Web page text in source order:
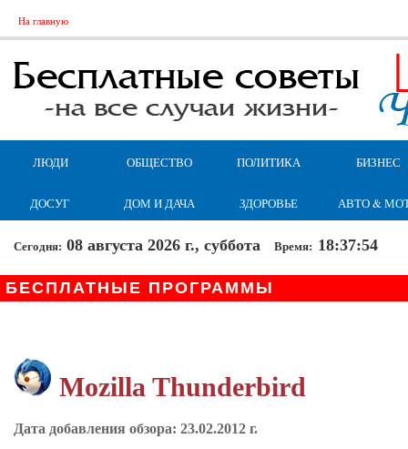
На главную
ЛЮДИ ОБЩЕСТВО ПОЛИТИКА БИЗНЕС
ДОСУГ ДОМ И ДАЧА ЗДОРОВЬЕ АВТО &
Сегодня: 08 августа 2026 г., суббота Время: 18:37:54
БЕСПЛАТНЫЕ ПРОГРАММЫ
Mozilla Thunderbird
Дата добавления обзора: 23.02.2012 г.